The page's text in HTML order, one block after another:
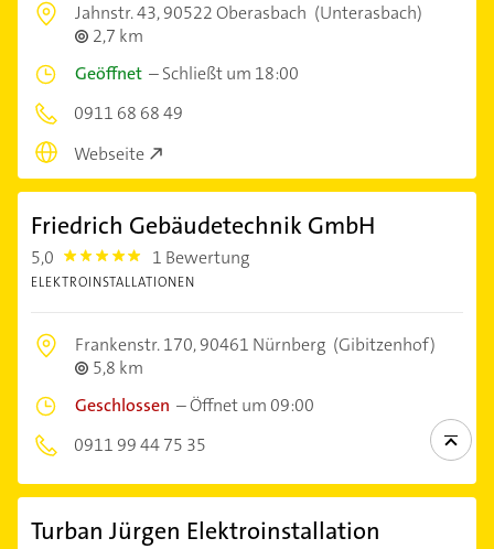
Jahnstr. 43,90522 Oberasbach (Unterasbach)
2,7 km
Geöffnet –Schließt um 18:00
0911 68 68 49
Webseite
Friedrich Gebäudetechnik GmbH
5,0 5.0 1 Bewertung
ELEKTROINSTALLATIONEN
Frankenstr. 170,90461 Nürnberg (Gibitzenhof)
5,8 km
Geschlossen –Öffnet um 09:00
0911 99 44 75 35
Turban Jürgen Elektroinstallation